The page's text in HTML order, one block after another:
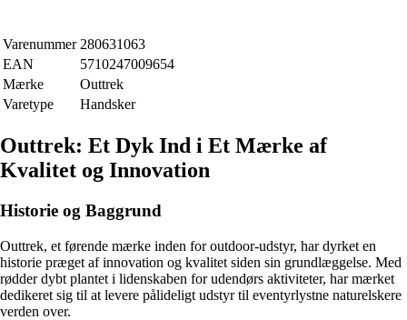
Varenummer 280631063
EAN
5710247009654
Mærke
Outtrek
Varetype
Handsker
Outtrek: Et Dyk Ind i Et Mærke af
Kvalitet og Innovation
Historie og Baggrund
Outtrek, et førende mærke inden for outdoor-udstyr, har dyrket en
historie præget af innovation og kvalitet siden sin grundlæggelse. Med
rødder dybt plantet i lidenskaben for udendørs aktiviteter, har mærket
dedikeret sig til at levere pålideligt udstyr til eventyrlystne naturelskere
verden over.